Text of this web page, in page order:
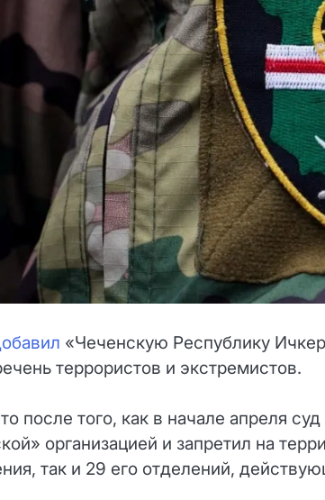
«Чеченскую Республику
террористов и экстремистов.
после того, как в начале апреля
организацией и запретил на
так и 29 его отделений,